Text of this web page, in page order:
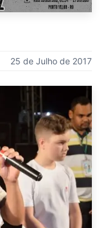
25 de Julho de 2017